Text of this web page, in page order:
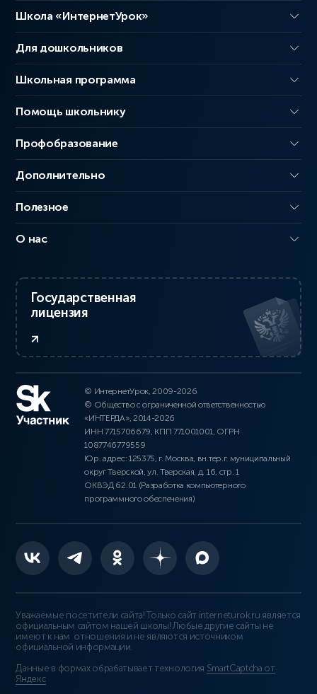
Школа «ИнтернетУрок»
Для дошкольников
Школьная программа
Помощь школьнику
Профобразование
Дополнительно
Полезное
О нас
Государственная
лицензия
© ИнтернетУрок, 2009-2026
© Общество с ограниченной ответственностью
«ИНТЕРДА», 2014-2026
ИНН 7715706679, КПП 771001001, ОГРН
1087746779559
Юр. адрес: 125375, г. Москва, вн.тер.г. муниципальный
округ Тверской, ул. Тверская, д. 16, стр. 1
ОКВЭД 62.01 (Разработка компьютерного
программного обеспечения)
Уважаемые посетители сайта! Только сайт interneturok.ru является
официальным сайтом нашей школы! Любые другие сайты не
имеют к нам отношения и не являются источником
официальной информации.
Данные в формах обрабатывает технология SmartCaptcha от
Яндекс